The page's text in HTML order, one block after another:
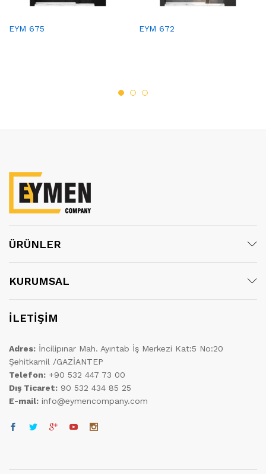
EYM 675 EYM 672
ÜRÜNLER
KURUMSAL
İLETİŞİM
Adres: İncilipınar Mah. Ayıntab İş Merkezi Kat:5 No:20
Şehitkamil /GAZİANTEP
Telefon: +90 532 447 73 00
Dış Ticaret: 90 532 434 85 25
E-mail: info@eymencompany.com